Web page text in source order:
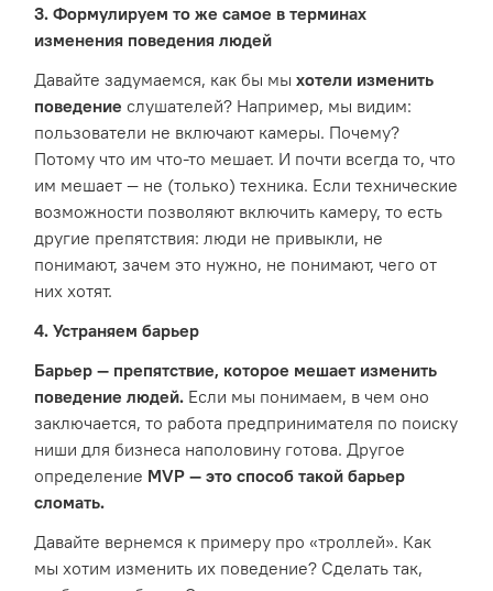
3. Формулируем то же самое в терминах
изменения поведения людей
Давайте задумаемся, как бы мыхотели изменить
поведение слушателей? Например, мы видим:
пользователи не включают камеры. Почему?
Потому что им что-то мешает. И почти всегда то, что
им мешает — не (только) техника. Если технические
возможности позволяют включить камеру, то есть
другие препятствия: люди не привыкли, не
понимают, зачем это нужно, не понимают, чего от
них хотят.
4. Устраняем барьер
Барьер — препятствие, которое мешает изменить
поведение людей. Если мы понимаем, в чем оно
заключается, то работа предпринимателя по поиску
ниши для бизнеса наполовину готова. Другое
определение MVP — это способ такой барьер
сломать.
Давайте вернемся к примеру про «троллей». Как
мы хотим изменить их поведение? Сделать так,